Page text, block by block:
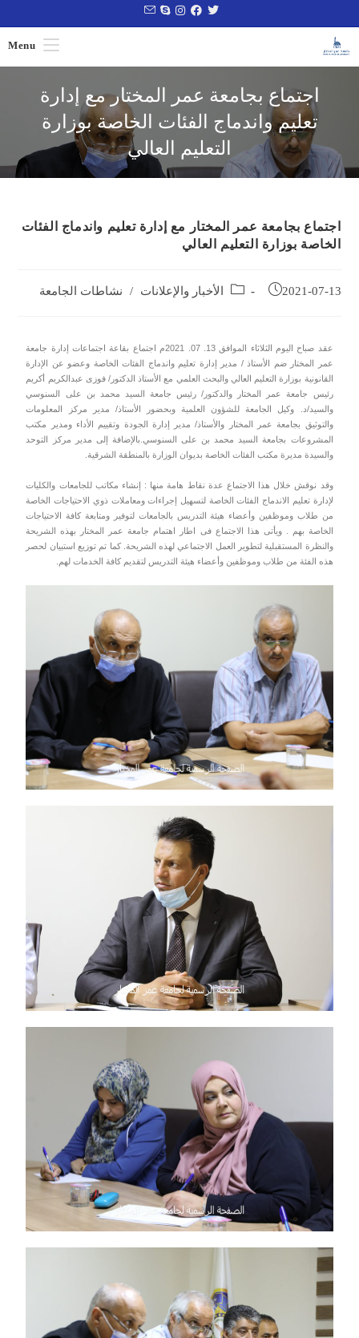
Menu
اجتماع بجامعة عمر المختار مع إدارة
تعليم واندماج الفئات الخاصة بوزارة
التعليم العالي
اجتماع بجامعة عمر المختار مع إدارة تعليم واندماج الفئات
الخاصة بوزارة التعليم العالي
2021-07-13 الأخبار والإعلانات / نشاطات الجامعة
عقد صباح اليوم الثلاثاء الموافق 13. 07. 2021م اجتماع بقاعة اجتماعات إدارة جامعة
عمر المختار ضم الأستاذ / مدير إدارة تعليم واندماج الفئات الخاصة وعضو عن الإدارة
القانونية بوزارة التعليم العالي والبحث العلمي مع الأستاذ الدكتور/ فوزى عبدالكريم أكريم
رئيس جامعة عمر المختار والدكتور/ رئيس جامعة السيد محمد بن على السنوسي
والسيد/د. وكيل الجامعة للشؤون العلمية وبحضور الأستاذ/ مدير مركز المعلومات
والتوثيق بجامعة عمر المختار والأستاذ/ مدير إدارة الجودة وتقييم الأداء ومدير مكتب
المشروعات بجامعة السيد محمد بن على السنوسي.بالإضافة إلى مدير مركز التوحد
والسيدة مديرة مكتب الفئات الخاصة بديوان الوزارة بالمنطقة الشرقية.
وقد نوقش خلال هذا الاجتماع عدة نقاط هامة منها : إنشاء مكاتب للجامعات والكليات
لإدارة تعليم الاندماج الفئات الخاصة لتسهيل إجراءات ومعاملات ذوي الاحتياجات الخاصة
من طلاب وموظفين وأعضاء هيئة التدريس بالجامعات لتوفير ومتابعة كافة الاحتياجات
الخاصة بهم . ويأتى هذا الاجتماع فى اطار اهتمام جامعة عمر المختار بهذه الشريحة
والنظرة المستقبلية لتطوير العمل الاجتماعي لهذه الشريحة. كما تم توزيع استبيان لحصر
هذه الفئة من طلاب وموظفين وأعضاء هيئة التدريس لتقديم كافة الخدمات لهم.